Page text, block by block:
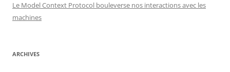
Le Model Context Protocol bouleverse nos interactions avec les
machines
ARCHIVES